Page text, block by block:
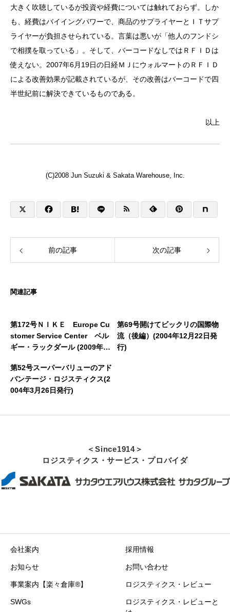
大きく吹聴しているが投資や経費については触れておらず。しか
も、経費はバイイングパワーで、商品のサプライヤーとＩＴサプ
ライヤーが負担させられている。言葉は悪いが「他人のフンドシ
で相撲を取っている」。そして、バーコードなしではＲＦＩＤは
使えない。2007年6月19日の日経ＭＪにウォルマートのＲＦＩＤ
による改善効果が記載されているが、その改善はバーコードで四
半世紀前に解決できているものである。
以上
(C)2008 Jun Suzuki & Sakata Warehouse, Inc.
前の記事 次の記事
関連記事
第172号ＮＩＫＥ Europe Cu
stomer Service Center ベル
ギー・ラックダール (2009年5
第69号開けてビックリの国際物
流（後編）(2004年12月22日発
行)
第52号スーパーバリューのアド
バンテージ・ロジスティクス(2
004年3月26日発行)
＜Since1914＞
ロジスティクス・サービス・プロバイダ
会社案内
お知らせ
事業案内【楽々倉庫®】
SWGs
採用情報
お問い合わせ
ロジスティクス・レビュー
ロジスティクス・レビューと